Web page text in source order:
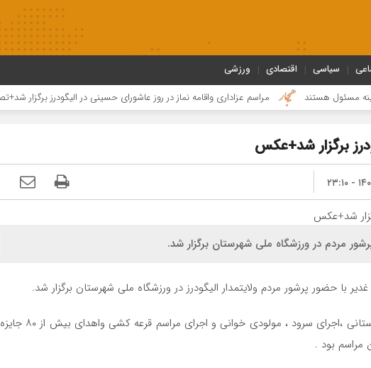
سیاسی اقتصادی ورزشی
هستند مراسم عزاداری واقامه نماز در روز عاشورای حسینی در الیگودرز برگزار شد+تصویر
برگزار شد+عکس
مردم در ورزشگاه ملی شهرستان برگزار شد.
با حضور پرشور مردم ولایتمدار الیگودرز در ورزشگاه ملی شهرستان برگزار شد.
اجرای برنامه های ورزش رزمی و باستانی ،اجرای سرود ، مولودی خوانی و اجرای مراسم قرعه کشی واهدای بیش از ۸۰ جایزه
مراسم بود .